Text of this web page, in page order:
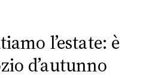
l’estate: è
d’autunno